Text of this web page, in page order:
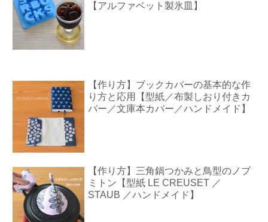
【アルファベット製氷皿】
【作り方】ブックカバーの基本的な作
り方と応用【型紙／布製しおり付きカ
バー／文庫本カバー／ハンドメイド】
【作り方】三角鍋つかみと鳥型のノブ
ミトン【型紙 LE CREUSET ／
STAUB ／ハンドメイド】